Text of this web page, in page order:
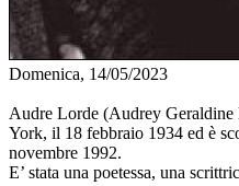
Domenica, 14/05/2023
Audre Lorde (Audrey Geraldine
York, il 18 febbraio 1934 ed è
novembre 1992.
E’ stata una poetessa, una